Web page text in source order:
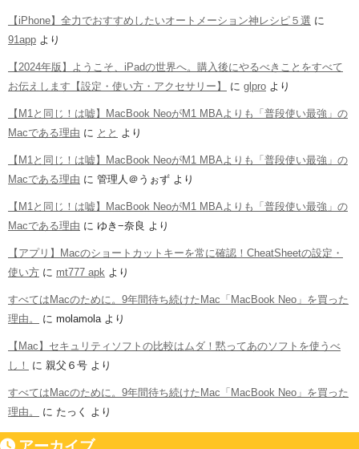
【iPhone】全力でおすすめしたいオートメーション神レシピ５選 に
91app より
【2024年版】ようこそ、iPadの世界へ。購入後にやるべきことをすべて
お伝えします【設定・使い方・アクセサリー】
に glpro より
【M1と同じ！は嘘】MacBook NeoがM1 MBAよりも「普段使い最強」の
Macである理由 に とと より
【M1と同じ！は嘘】MacBook NeoがM1 MBAよりも「普段使い最強」の
Macである理由 に 管理人＠うぉず より
【M1と同じ！は嘘】MacBook NeoがM1 MBAよりも「普段使い最強」の
Macである理由 に ゆき−奈良 より
【アプリ】Macのショートカットキーを常に確認！CheatSheetの設定・
使い方 に mt777 apk より
すべてはMacのために。9年間待ち続けたMac「MacBook Neo」を買った
理由。
に molamola より
【Mac】セキュリティソフトの比較はムダ！黙ってあのソフトを使うべ
し！
に 親父６号 より
すべてはMacのために。9年間待ち続けたMac「MacBook Neo」を買った
理由。
に たっく より